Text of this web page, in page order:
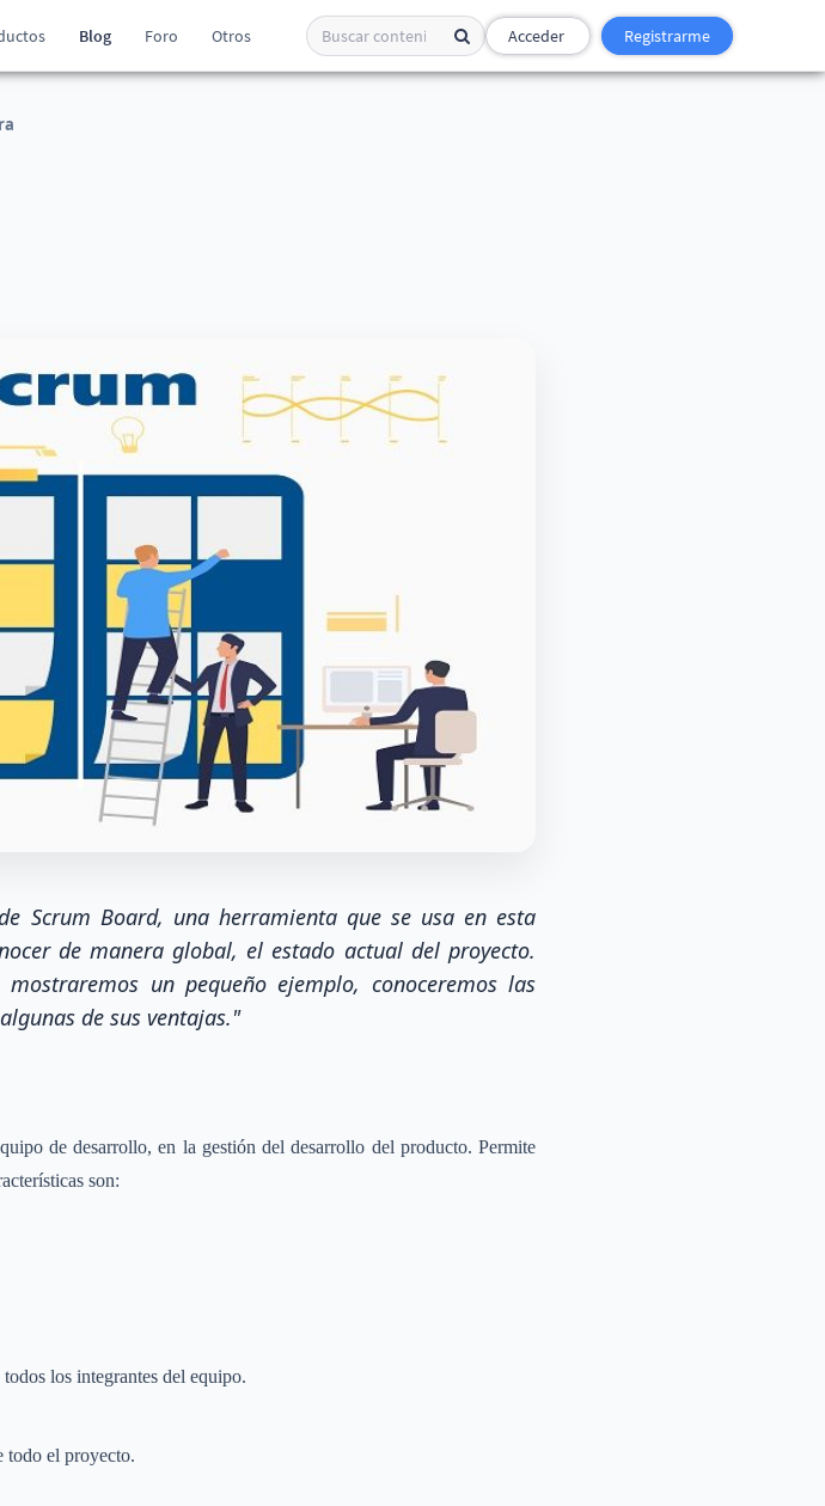
Blog Foro Otros Acceder Registrarme
Scrum Board, una herramienta que se usa en esta
de manera global, el estado actual del proyecto.
un pequeño ejemplo, conoceremos las
de sus ventajas."
de desarrollo, en la gestión del desarrollo del producto. Permite
son:
los integrantes del equipo.
todo el proyecto.